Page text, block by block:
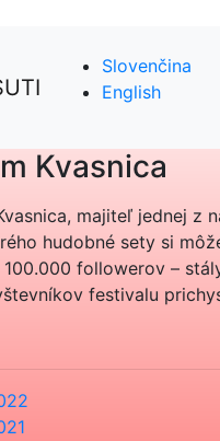
Slovenčina
English
Kvasnica
majiteľ jednej z
hudobné sety si
followerov –
festivalu